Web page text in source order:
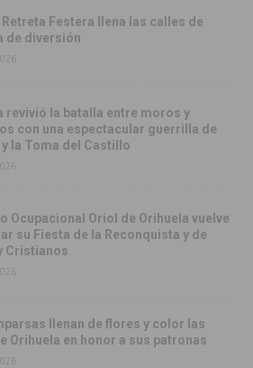
Retreta Festera llena las calles de
de diversión
revivió la batalla entre moros y
con una espectacular guerrilla de
la Toma del Castillo
Ocupacional Oriol de Orihuela vuelve
su Fiesta de la Reconquista y de
Cristianos
llenan de flores y color las
Orihuela en honor a sus patronas